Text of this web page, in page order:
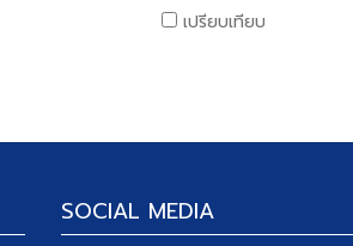
เปรียบเทียบ
SOCIAL MEDIA